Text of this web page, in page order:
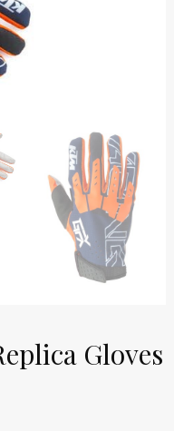
Gloves